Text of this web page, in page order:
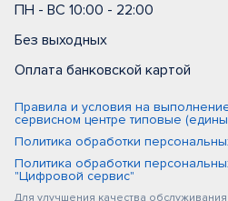
ПН - ВС 10:00 - 22:00
Без выходных
Оплата банковской картой
Правила и условия на
сервисном центре типовые
Политика обработки
Политика обработки
"Цифровой сервис"
Для улучшения качества